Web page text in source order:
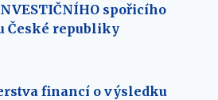
spořicího
České republiky
financí o výsledku